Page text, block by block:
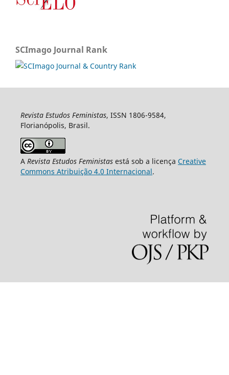
SCImago Journal Rank
Revista Estudos Feministas, ISSN 1806-9584,
Florianópolis, Brasil.
A Revista Estudos Feministasestá sob a licença Creative
Commons Atribuição 4.0 Internacional.